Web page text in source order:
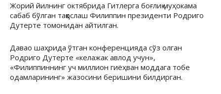
Жорий йилнинг октябрида Гитлерга боғлиқ муҳокама
сабаб бўлган таққослаш Филиппин президенти Родриго
Дутерте томонидан айтилган.
Давао шаҳрида ўтган конференцияда сўз олган
Родриго Дутерте «келажак авлод учун»,
«Филиппиннинг уч миллион гиёҳван моддага тобе
одамларининг» жазосини беришини билдирган.